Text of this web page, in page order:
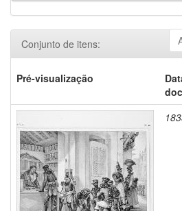
Conjunto de itens:
Pré-visualização